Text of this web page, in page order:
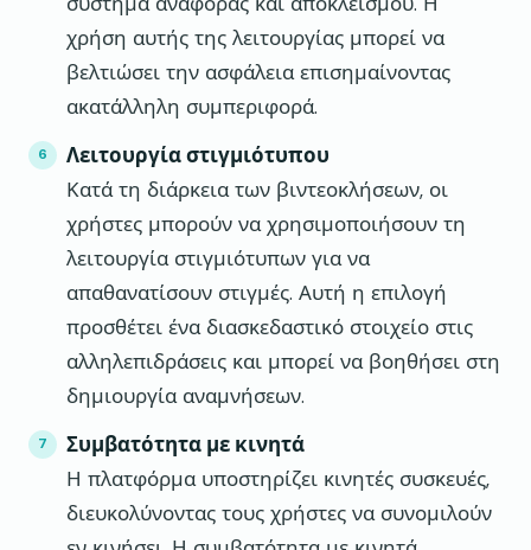
χρήση αυτής της λειτουργίας μπορεί να
βελτιώσει την ασφάλεια επισημαίνοντας
ακατάλληλη συμπεριφορά.
Λειτουργία στιγμιότυπου
Κατά τη διάρκεια των βιντεοκλήσεων, οι
χρήστες μπορούν να χρησιμοποιήσουν τη
λειτουργία στιγμιότυπων για να
απαθανατίσουν στιγμές. Αυτή η επιλογή
προσθέτει ένα διασκεδαστικό στοιχείο στις
αλληλεπιδράσεις και μπορεί να βοηθήσει στη
δημιουργία αναμνήσεων.
Συμβατότητα με κινητά
Η πλατφόρμα υποστηρίζει κινητές συσκευές,
διευκολύνοντας τους χρήστες να συνομιλούν